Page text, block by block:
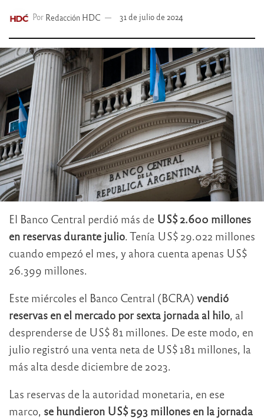
Por Redacción HDC 31 de julio de 2024
El Banco Central perdió más de US$ 2.600 millones
en reservas durante julio. Tenía US$ 29.022 millones
cuando empezó el mes, y ahora cuenta apenas US$
26.399 millones.
Este miércoles el Banco Central (BCRA) vendió
reservas en el mercado por sexta jornada al hilo, al
desprenderse de US$ 81 millones. De este modo, en
julio registró una venta neta de US$ 181 millones, la
más alta desde diciembre de 2023.
Las reservas de la autoridad monetaria, en ese
marco, se hundieron US$ 593 millones en la jornada